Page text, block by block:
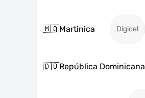
🇲🇶Martinica Digicel
🇩🇴República Dominicana